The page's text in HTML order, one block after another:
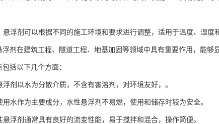
悬浮剂可以根据不同的施工环境和要求进行调整，适用于温度、湿度
剂在建筑工程、隧道工程、地基加固等领域中具有重要作用，能够
括以下几个方面：
浮剂以水为分散介质，不含有害溶剂，对环境友好，。
用水作为主要成分，水性悬浮剂不易燃，使用和储存时较为安全。
浮剂通常具有良好的流变性能，易于搅拌和混合，操作简便。